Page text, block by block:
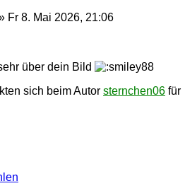
Fr 8. Mai 2026, 21:06
über dein Bild
sich beim Autor sternchen06 für